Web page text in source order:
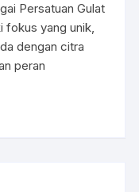
Persatuan Gulat
fokus yang unik,
dengan citra
peran